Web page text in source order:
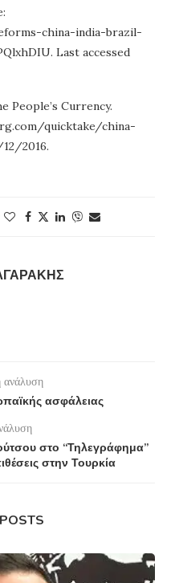
china-india-brazil-
Last accessed
People’s Currency.
quicktake/china-
2016.
ανάλυση
ασφάλειας
στο “Τηλεγράφημα”
στην Τουρκία